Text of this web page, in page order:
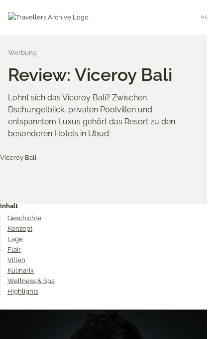
Menu
Review: Viceroy Bali
Lohnt sich das Viceroy Bali? Zwischen
Dschungelblick, privaten Poolvillen und
entspanntem Luxus gehört das Resort zu den
besonderen Hotels in Ubud.
Twitter
Inhalt
Geschichte
Konzept
Lage
Flair
Villen
Kulinarik
Wellness & Spa
Highlights